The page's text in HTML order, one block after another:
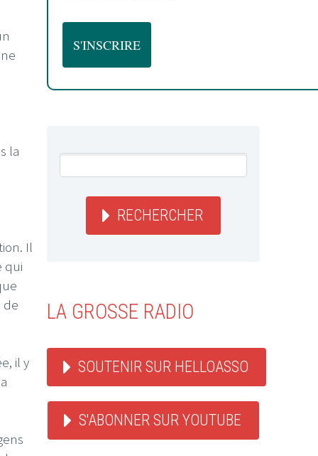
la
Il
qui
de
il y
RECHERCHER
LA GROSSE RADIO
SOUTENIR SUR HELLOASSO
S'ABONNER SUR YOUTUBE